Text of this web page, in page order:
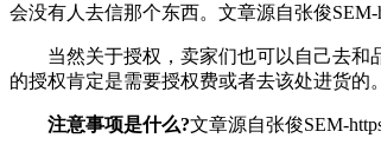
会没有人去信那个东西。 文章源自张俊SEM-
当然关于授权，卖家们也可以自己去和品
的授权肯定是需要授权费或者去该处进货的。
注意事项是什么?文章源自张俊SEM-